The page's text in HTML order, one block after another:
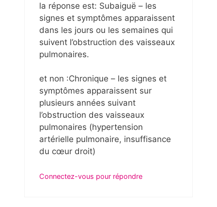
la réponse est: Subaiguë – les
signes et symptômes apparaissent
dans les jours ou les semaines qui
suivent l’obstruction des vaisseaux
pulmonaires.
et non :Chronique – les signes et
symptômes apparaissent sur
plusieurs années suivant
l’obstruction des vaisseaux
pulmonaires (hypertension
artérielle pulmonaire, insuffisance
du cœur droit)
Connectez-vous pour répondre